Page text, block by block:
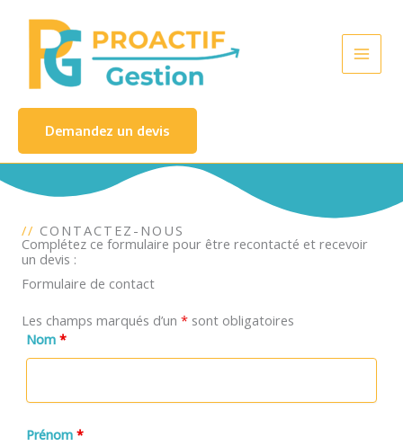
contenu
Demandez un devis
// CONTACTEZ-NOUS
Complétez ce formulaire pour être recontacté et recevoir
un devis :
Formulaire de contact
Les champs marqués d’un * sont obligatoires
Nom *
Prénom *